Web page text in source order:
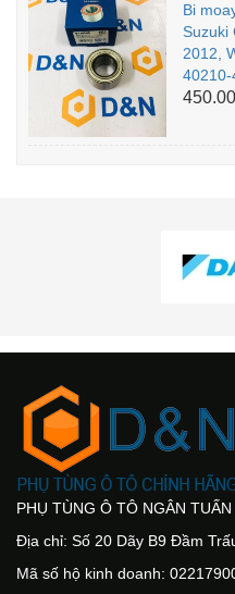
Bi
Suzuki
2012,
40210-
PHỤ TÙNG Ô TÔ NGÂN TUẤN
Địa chỉ: Số 20 Dãy B9 Đầm
Mã số hộ kinh doanh: